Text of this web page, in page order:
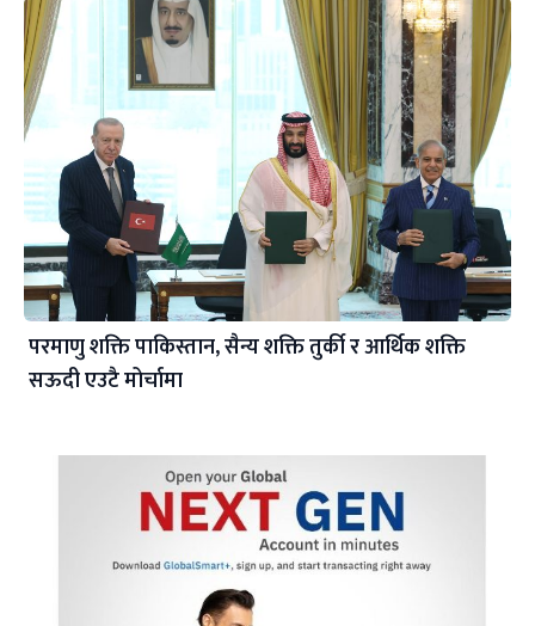
परमाणु शक्ति पाकिस्तान, सैन्य शक्ति तुर्की र आर्थिक शक्ति
सऊदी एउटै मोर्चामा